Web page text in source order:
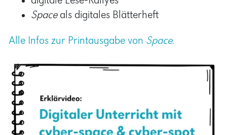
Spaceals digitales Blätterheft
Alle Infos zur Printausgabe von Space.